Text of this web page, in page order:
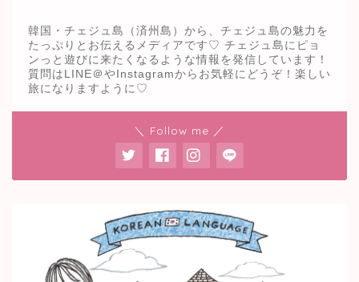
韓国・チェジュ島（済州島）から、チェジュ島の魅力を
たっぷりとお伝えるメディアです♡ チェジュ島にピョ
ンっと遊びに来たくなるような情報を発信しています！
質問はLINE＠やInstagramからお気軽にどうぞ！楽しい
旅になりますように♡
＼ Follow me ／